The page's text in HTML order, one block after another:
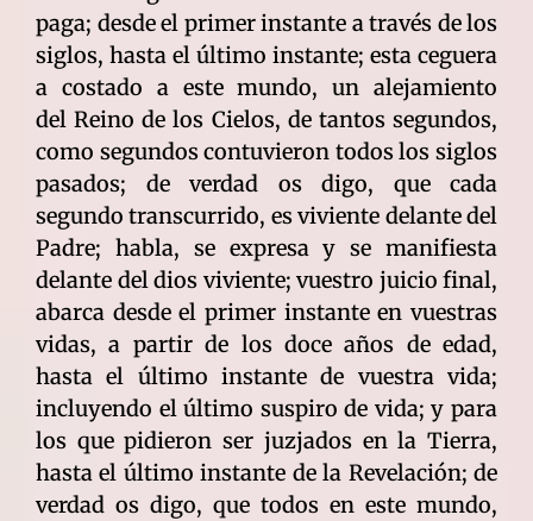
paga; desde el primer instante a través de los
siglos, hasta el último instante; esta ceguera
a costado a este mundo, un alejamiento
del Reino de los Cielos, de tantos segundos,
como segundos contuvieron todos los siglos
pasados; de verdad os digo, que cada
segundo transcurrido, es viviente delante del
Padre; habla, se expresa y se manifiesta
delante del dios viviente; vuestro juicio final,
abarca desde el primer instante en vuestras
vidas, a partir de los doce años de edad,
hasta el último instante de vuestra vida;
incluyendo el último suspiro de vida; y para
los que pidieron ser juzjados en la Tierra,
hasta el último instante de la Revelación; de
verdad os digo, que todos en este mundo,